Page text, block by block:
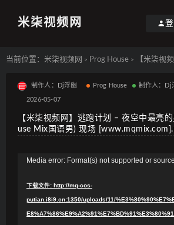
米柒视频网
当前位置： 米柒视频网 > Prog House > 【米柒视频网】逃跑计划 – 夜
制作人：Dj浮幽 Prog House 制作人：Dj
2026-05-07
【米柒视频网】逃跑计划 – 夜空中最亮
use Mix国语男) 现场
Media error: Format(s) not supported or
下载文件: http://mq-cos-
putian.i8i9.cn:1350/uploads/11/